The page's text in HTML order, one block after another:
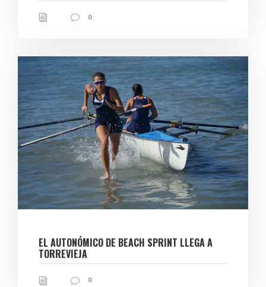
0
EL AUTONÓMICO DE BEACH SPRINT LLEGA A
TORREVIEJA
0